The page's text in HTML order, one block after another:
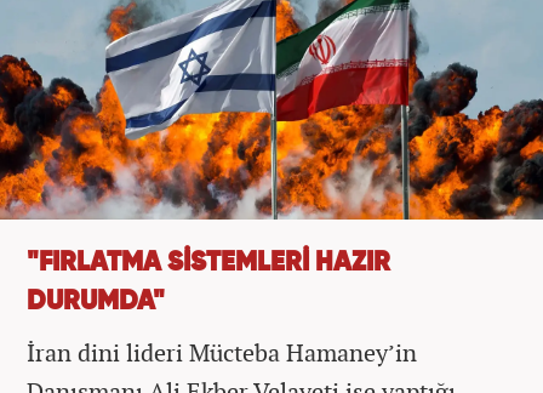
"FIRLATMA SİSTEMLERİ HAZIR
DURUMDA"
İran dini lideri Mücteba Hamaney’in